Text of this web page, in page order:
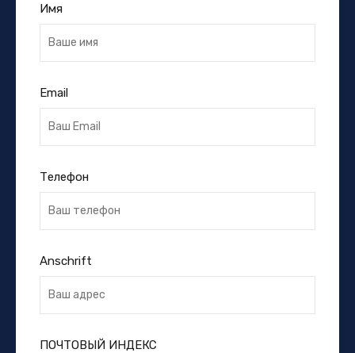
Имя
Email
Телефон
Anschrift
ПОЧТОВЫЙ ИНДЕКС